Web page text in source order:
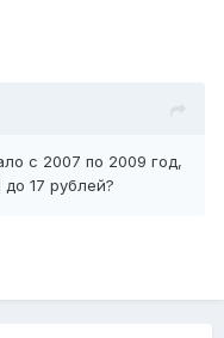
с 2007 по 2009 год,
до 17 рублей?